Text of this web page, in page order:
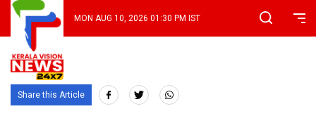
MON AUG 10, 2026 01:30 PM IST
Share this Article